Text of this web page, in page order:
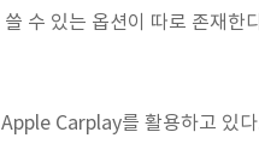
수 있는 옵션이 따로 존재
Carplay를 활용하고 있